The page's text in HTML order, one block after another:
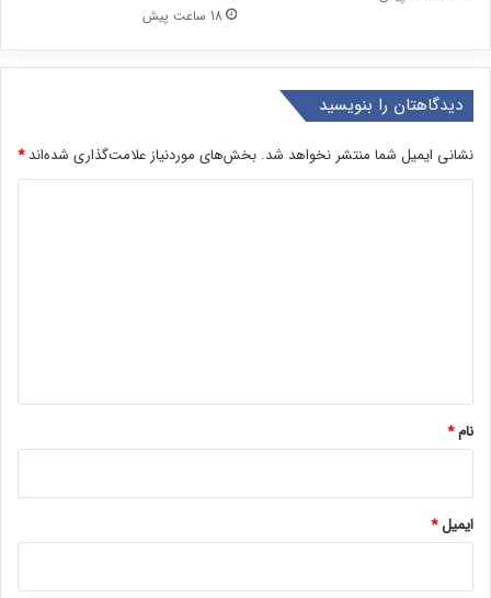
18 ساعت پیش
دیدگاهتان را بنویسید
نشانی ایمیل شما منتشر نخواهد شد. بخش‌های موردنیاز علامت‌گذاری شده‌اند*
نام*
ایمیل*